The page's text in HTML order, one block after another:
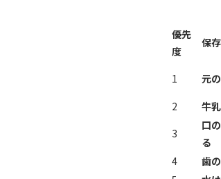
優先
度
保
1 元
2
牛
3
口
る
4
歯